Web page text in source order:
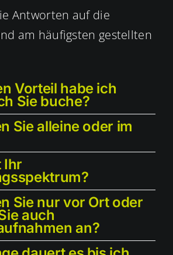
Antworten auf die
am häufigsten gestellten
Vorteil habe ich
Sie buche?
Sie alleine oder im
Ihr
Sie nur vor Ort oder
auch
an?